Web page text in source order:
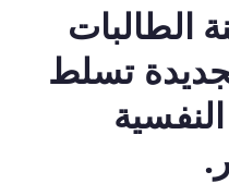
الطالبات
تسلط